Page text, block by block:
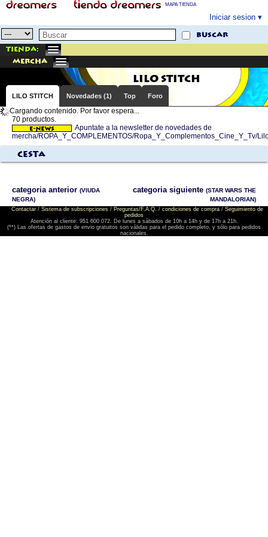
MAPA TIENDA
Iniciar sesion
buscar
Tienda:
mercha
LILO STITCH
LILO STITCH Novedades (1) Top Foro
Cargando contenido. Por favor espera...
70 productos.
Apuntate a la newsletter de novedades de
mercha/ROPA_Y_COMPLEMENTOS/Ropa_Y_Complementos_Cine_Y_Tv/
Cesta
categoria anterior (VIUDA
NEGRA)
categoria siguiente (STAR WARS THE
MANDALORIAN)
Contactar/ Sistema de subscripciones/ Preguntas/F.A.Q. / condiciones de compra/ Seguimiento de
pedidos
Atención al cliente: 951 600 072. De lunes a sábados de 10h a 14h y de 17h a 21h.
(**) Las ofertas de gastos de envio gratuitos son válidas para el pedido completo, y sólo para pedidos
nacionales.